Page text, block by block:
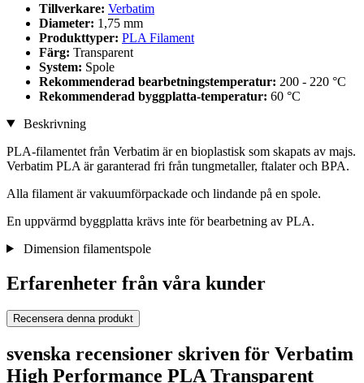
Tillverkare: Verbatim
Diameter: 1,75 mm
Produkttyper: PLA Filament
Färg: Transparent
System: Spole
Rekommenderad bearbetningstemperatur: 200 - 220 °C
Rekommenderad byggplatta-temperatur: 60 °C
Beskrivning
PLA-filamentet från Verbatim är en bioplastisk som skapats av majs.
Verbatim PLA är garanterad fri från tungmetaller, ftalater och BPA.
Alla filament är vakuumförpackade och lindande på en spole.
En uppvärmd byggplatta krävs inte för bearbetning av PLA.
Dimension filamentspole
Erfarenheter från våra kunder
Recensera denna produkt
svenska recensioner skriven för Verbatim
High Performance PLA Transparent